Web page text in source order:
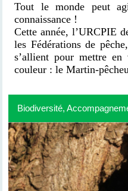
Tout le monde peut
connaissance !
Cette année, l’URCPIE
les Fédérations de
s’allient pour mettre en
couleur : le Martin-
Biodiversité,